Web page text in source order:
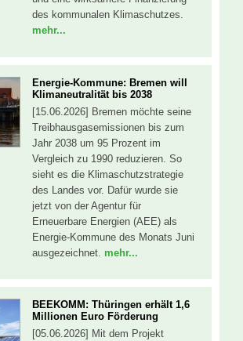
des kommunalen Klimaschutzes.
mehr...
Energie-Kommune: Bremen will
Klimaneutralität bis 2038
[15.06.2026] Bremen möchte seine
Treibhausgasemissionen bis zum
Jahr 2038 um 95 Prozent im
Vergleich zu 1990 reduzieren. So
sieht es die Klimaschutzstrategie
des Landes vor. Dafür wurde sie
jetzt von der Agentur für
Erneuerbare Energien (AEE) als
Energie-Kommune des Monats Juni
ausgezeichnet. mehr...
BEEKOMM: Thüringen erhält 1,6
Millionen Euro Förderung
[05.06.2026] Mit dem Projekt